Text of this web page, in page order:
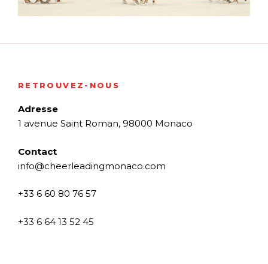
RETROUVEZ-NOUS
Adresse
1 avenue Saint Roman, 98000 Monaco
Contact
info@cheerleadingmonaco.com
+33 6 60 80 76 57
+33 6 64 13 52 45